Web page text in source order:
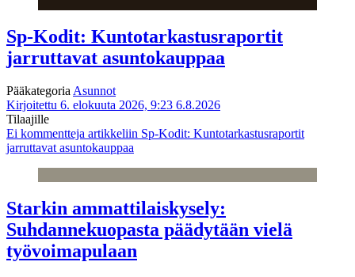
Sp-Kodit: Kuntotarkastusraportit
jarruttavat asuntokauppaa
PääkategoriaAsunnot
Kirjoitettu 6. elokuuta 2026, 9:23 6.8.2026
Tilaajille
Ei kommentteja artikkeliin Sp-Kodit: Kuntotarkastusraportit
jarruttavat asuntokauppaa
Starkin ammattilaiskysely:
Suhdannekuopasta päädytään vielä
työvoimapulaan